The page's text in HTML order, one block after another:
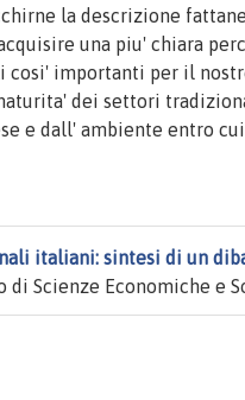
la descrizione
una piu' chiara
cosi' importanti per il
dei settori
e dall' ambiente entro
italiani: sintesi di un
Scienze Economiche e